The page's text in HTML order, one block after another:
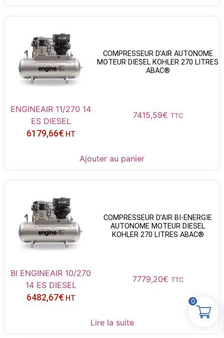
COMPRESSEUR D’AIR AUTONOME
MOTEUR DIESEL KOHLER 270 LITRES
ABAC®
ENGINEAIR 11/270 14
ES DIESEL
7415,59€ TTC
6179,66€ HT
Ajouter au panier
COMPRESSEUR D’AIR BI-ENERGIE
AUTONOME MOTEUR DIESEL
KOHLER 270 LITRES ABAC®
BI ENGINEAIR 10/270
14 ES DIESEL
7779,20€ TTC
6482,67€ HT
Lire la suite
0